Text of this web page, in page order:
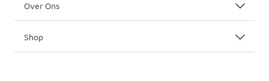
Over Ons
Shop